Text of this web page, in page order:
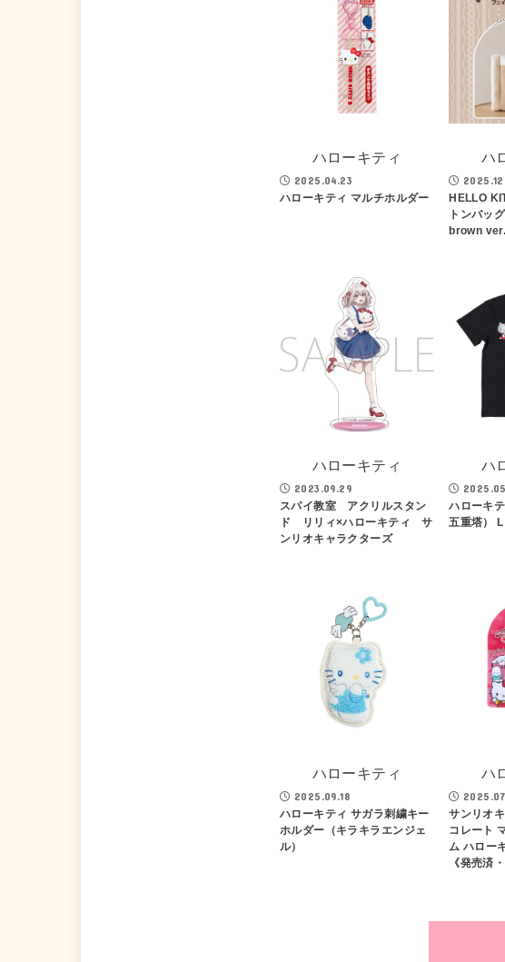
ハローキティ
2025.04.23
ハローキティ マルチホルダー
ハ
HELLO
トンバッ
brown ver.
ハローキティ
2023.09.29
スパイ教室 アクリルスタン
ド リリィ×ハローキティ サ
ンリオキャラクターズ
ハ
ハローキ
五重塔） L
ハローキティ
2025.09.18
ハローキティ サガラ刺繍キー
ホルダー（キラキラエンジェ
ル）
ハ
サンリオ
コレート
ム ハロー
《発売済